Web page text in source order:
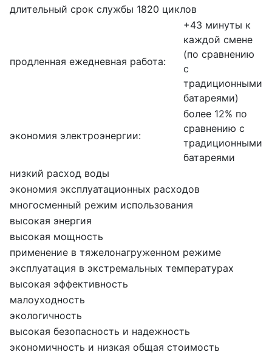
длительный срок службы 1820 циклов
продленная ежедневная работа:
+43 минуты к
каждой смене
(по сравнению
с
традиционными
батареями)
экономия электроэнергии:
более 12% по
сравнению с
традиционными
батареями
низкий расход воды
экономия эксплуатационных расходов
многосменный режим использования
высокая энергия
высокая мощность
применение в тяжелонагруженном режиме
эксплуатация в экстремальных температурах
высокая эффективность
малоуходность
экологичность
высокая безопасность и надежность
экономичность и низкая общая стоимость